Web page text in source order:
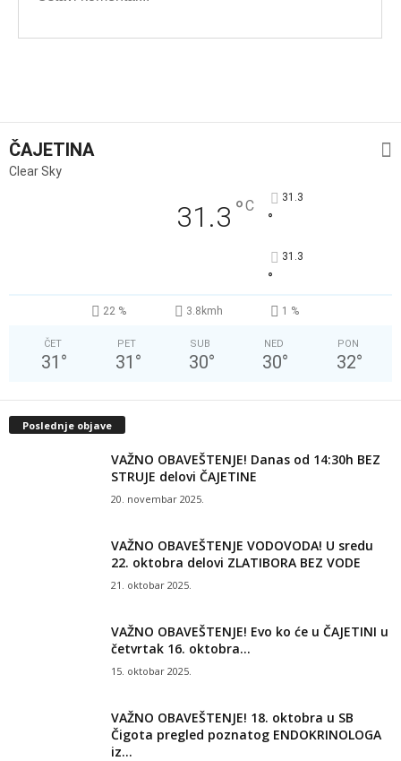
ČAJETINA
Clear Sky
31.3 °C 31.3
°
31.3
°
22 % 3.8kmh 1 %
ČET
31 °
PET
31 °
SUB
30°
NED
30°
PON
32°
Poslednje objave
VAŽNO OBAVEŠTENJE! Danas od 14:30h BEZ
STRUJE delovi ČAJETINE
20. novembar 2025.
VAŽNO OBAVEŠTENJE VODOVODA! U sredu
22. oktobra delovi ZLATIBORA BEZ VODE
21. oktobar 2025.
VAŽNO OBAVEŠTENJE! Evo ko će u ČAJETINI u
četvrtak 16. oktobra...
15. oktobar 2025.
VAŽNO OBAVEŠTENJE! 18. oktobra u SB
Čigota pregled poznatog ENDOKRINOLOGA
iz...